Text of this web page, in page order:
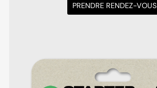
PRENDRE RENDEZ-VOUS